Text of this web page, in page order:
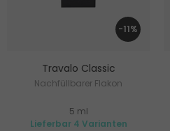
-11%
Travalo Classic
Nachfüllbarer Flakon
5 ml
Lieferbar 4 Varianten